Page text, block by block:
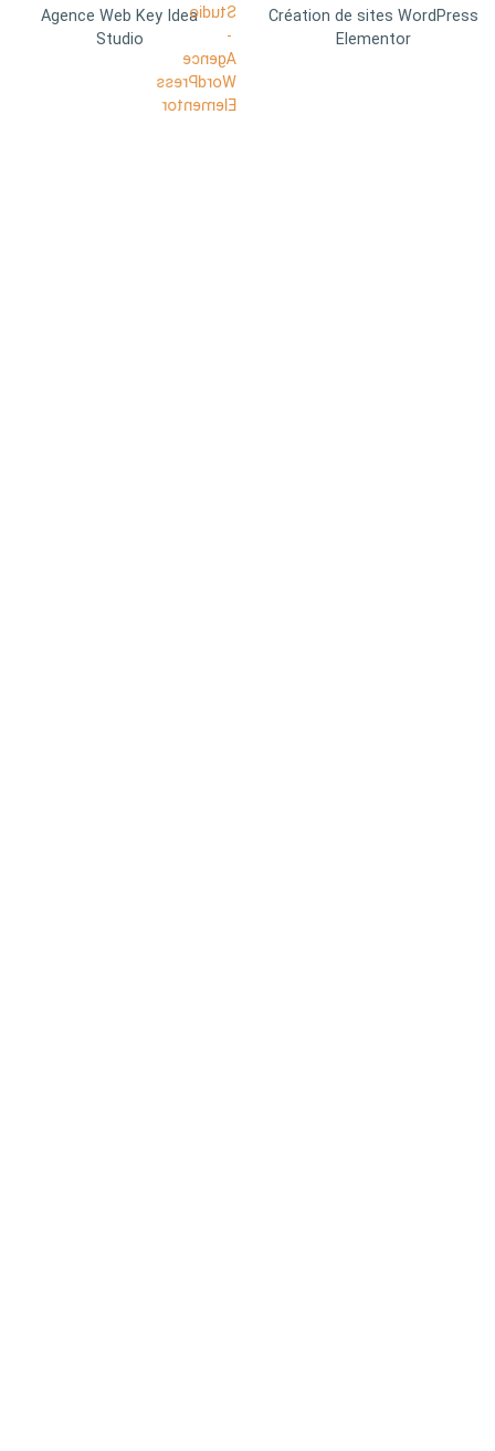
Agence Web Key Idea
Studio
Création de sites WordPress
Elementor